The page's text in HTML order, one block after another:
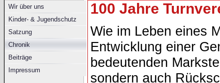
Wir über uns
Kinder- & Jugendschutz
Satzung
Chronik
Beiträge
Impressum
100 Jahre
Wie im Leben eines
Entwicklung einer
bedeutenden
sondern auch